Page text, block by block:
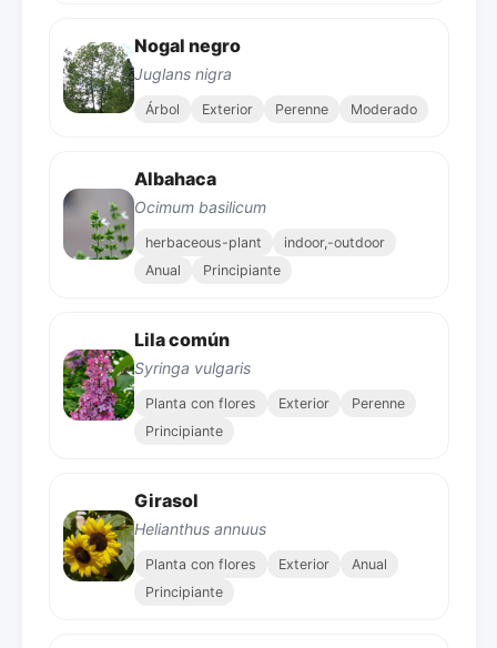
Nogal negro
Juglans nigra
Árbol Exterior Perenne Moderado
Albahaca
Ocimum basilicum
herbaceous-plant
indoor,-outdoor
Anual
Principiante
Lila común
Syringa vulgaris
Planta con flores Exterior
Perenne
Principiante
Girasol
Helianthus annuus
Planta con flores Exterior
Anual
Principiante